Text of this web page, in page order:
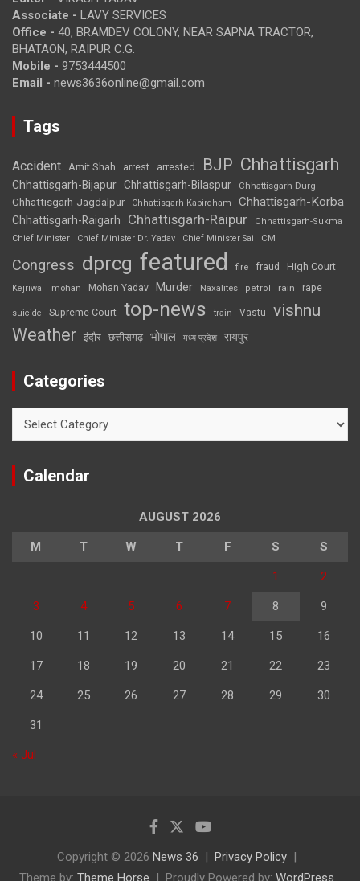
Associate - LAVY SERVICES
Office - 40, BRAMDEV COLONY, NEAR SAPNA TRACTOR,
BHATAON, RAIPUR C.G.
Mobile - 9753444500
Email - news3636online@gmail.com
Tags
Accident Amit Shah arrest arrested BJP Chhattisgarh
Chhattisgarh-Bijapur Chhattisgarh-Bilaspur Chhattisgarh-Durg
Chhattisgarh-Jagdalpur Chhattisgarh-Kabirdham Chhattisgarh-Korba
Chhattisgarh-Raigarh Chhattisgarh-Raipur
Chhattisgarh-Sukma
Chief Minister
Chief Minister Dr. Yadav Chief Minister Sai CM
Congress dprcg featured fire fraud High Court
Kejriwal mohan Mohan Yadav Murder Naxalites petrol rain rape
suicide Supreme Court top-news train Vastu vishnu
Weather इंदौर छत्तीसगढ़ भोपाल मध्य प्रदेश रायपुर
Categories
Calendar
AUGUST 2026
M T W T F S S
1 2
3 4 5 6 7 8 9
10 11 12 13 14 15 16
17 18 19 20 21 22 23
24 25 26 27 28 29 30
31
« Jul
Copyright © 2026 News 36
Privacy Policy